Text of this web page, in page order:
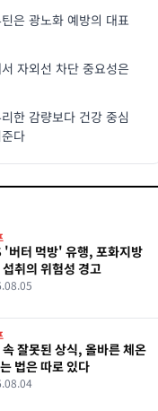
은 광노화 예방의 대표
자외선 차단 중요성은
한 감량보다 건강 중심
다
'버터 먹방' 유행, 포화지방
취의 위험성 경고
잘못된 상식, 올바른 체온
법은 따로 있다